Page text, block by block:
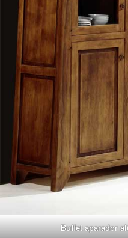
Buffet aparador